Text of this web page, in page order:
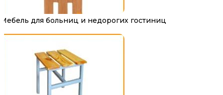
Мебель для больниц и недорогих гостиниц